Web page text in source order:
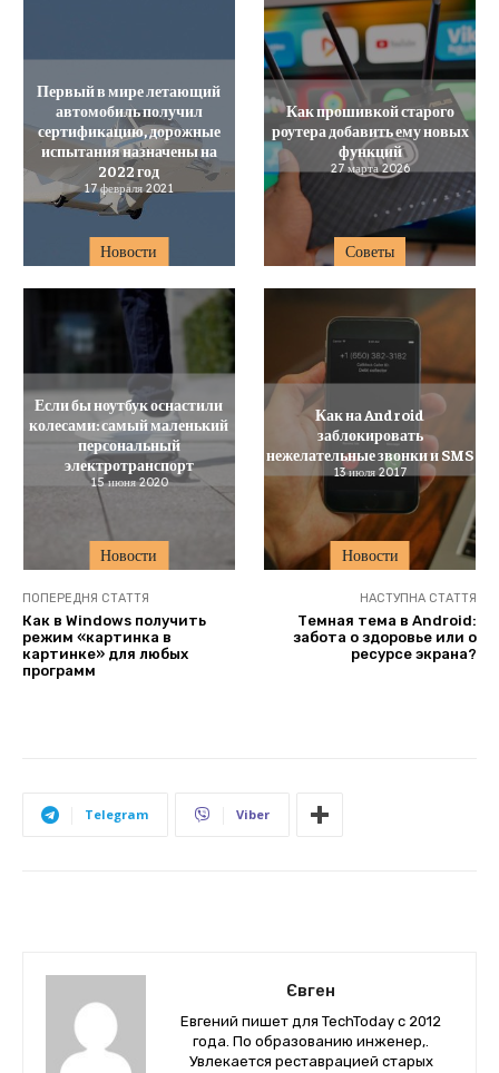
Новости
Первый в мире летающий
автомобиль получил
сертификацию, дорожные
испытания назначены на
2022 год
17 февраля 2021
Советы
Как прошивкой старого
роутера добавить ему новых
функций
27 марта 2026
Новости
Если бы ноутбук оснастили
колесами: самый маленький
персональный
электротранспорт
15 июня 2020
Новости
Как на Android
заблокировать
нежелательные звонки и SMS
13 июля 2017
ПОПЕРЕДНЯ СТАТТЯ
Как в Windows получить
режим «картинка в
картинке» для любых
программ
НАСТУПНА СТАТТЯ
Темная тема в Android:
забота о здоровье или о
ресурсе экрана?
Telegram Viber
Євген
Евгений пишет для TechToday с 2012
года. По образованию инженер,.
Увлекается реставрацией старых